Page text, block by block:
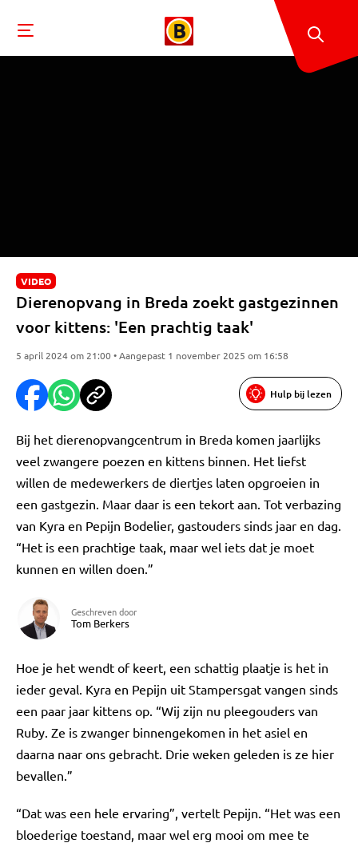
VIDEO
Dierenopvang in Breda zoekt gastgezinnen
voor kittens: 'Een prachtig taak'
5 april 2024 om 21:00 • Aangepast 1 november 2025 om 16:58
Hulp bij lezen
Bij het dierenopvangcentrum in Breda komen jaarlijks
veel zwangere poezen en kittens binnen. Het liefst
willen de medewerkers de diertjes laten opgroeien in
een gastgezin. Maar daar is een tekort aan. Tot verbazing
van Kyra en Pepijn Bodelier, gastouders sinds jaar en dag.
“Het is een prachtige taak, maar wel iets dat je moet
kunnen en willen doen.”
Geschreven door
Tom Berkers
Hoe je het wendt of keert, een schattig plaatje is het in
ieder geval. Kyra en Pepijn uit Stampersgat vangen sinds
een paar jaar kittens op. “Wij zijn nu pleegouders van
Ruby. Ze is zwanger binnengekomen in het asiel en
daarna naar ons gebracht. Drie weken geleden is ze hier
bevallen.”
“Dat was een hele ervaring”, vertelt Pepijn. “Het was een
bloederige toestand, maar wel erg mooi om mee te